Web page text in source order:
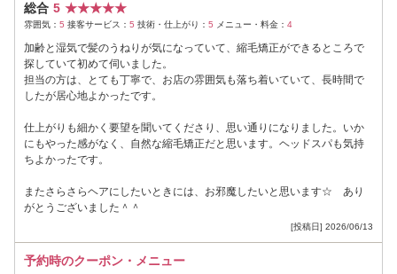
総合 5 ★★★★★
雰囲気： 5 接客サービス： 5 技術・仕上がり： 5 メニュー・料金： 4
加齢と湿気で髪のうねりが気になっていて、縮毛矯正ができるところで
探していて初めて伺いました。
担当の方は、とても丁寧で、お店の雰囲気も落ち着いていて、長時間で
したが居心地よかったです。
仕上がりも細かく要望を聞いてくださり、思い通りになりました。いか
にもやった感がなく、自然な縮毛矯正だと思います。ヘッドスパも気持
ちよかったです。
またさらさらヘアにしたいときには、お邪魔したいと思います☆ あり
がとうございました＾＾
[投稿日] 2026/06/13
予約時のクーポン・メニュー